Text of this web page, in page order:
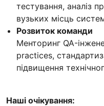
тестування, аналіз
вузьких місць
Розвиток команди
Менторинг QA-
practices,
підвищення
Наші очікування: